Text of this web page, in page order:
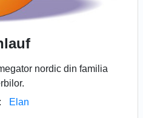
nordic din familia
Elan